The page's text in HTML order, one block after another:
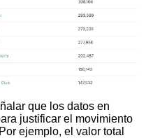
que los datos en
justificar el movimiento
ejemplo, el valor total